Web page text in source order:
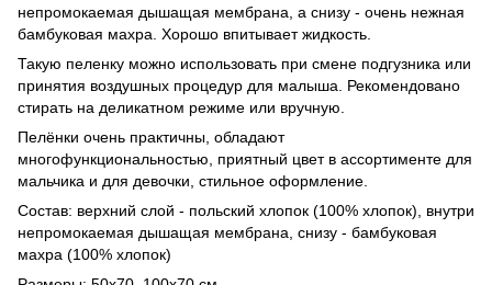
непромокаемая дышащая мембрана, а снизу - очень нежная
бамбуковая махра. Хорошо впитывает жидкость.
Такую пеленку можно использовать при смене подгузника или
принятия воздушных процедур для малыша. Рекомендовано
стирать на деликатном режиме или вручную.
Пелёнки очень практичны, обладают
многофункциональностью, приятный цвет в ассортименте для
мальчика и для девочки, стильное оформление.
Состав: верхний слой - польский хлопок (100% хлопок), внутри
непромокаемая дышащая мембрана, снизу - бамбуковая
махра (100% хлопок)